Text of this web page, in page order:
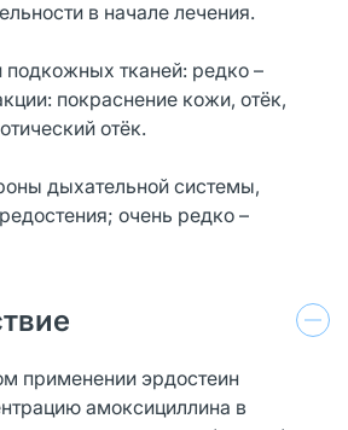
в начале лечения.
тканей: редко –
покраснение кожи, отёк,
отёк.
дыхательной системы,
очень редко –
применении эрдостеин
амоксициллина в